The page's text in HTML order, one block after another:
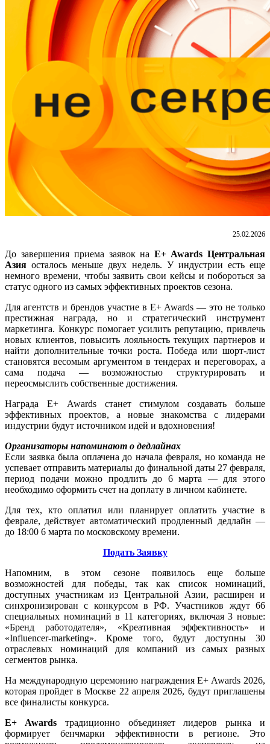
25.02.2026
До завершения приема заявок наE+ Awards Центральная
Азия осталось меньше двух недель. У индустрии есть еще
немного времени, чтобы заявить свои кейсы и побороться за
статус одного из самых эффективных проектов сезона.
Для агентств и брендов участие в E+ Awards — это не только
престижная награда, но и стратегический инструмент
маркетинга. Конкурс помогает усилить репутацию, привлечь
новых клиентов, повысить лояльность текущих партнеров и
найти дополнительные точки роста. Победа или шорт-лист
становятся весомым аргументом в тендерах и переговорах, а
сама подача — возможностью структурировать и
переосмыслить собственные достижения.
Награда Е+ Awards станет стимулом создавать больше
эффективных проектов, а новые знакомства с лидерами
индустрии будут источником идей и вдохновения!
Организаторы напоминают о дедлайнах
Если заявка была оплачена до начала февраля, но команда не
успевает отправить материалы до финальной даты 27 февраля,
период подачи можно продлить до 6 марта — для этого
необходимо оформить счет на доплату в личном кабинете.
Для тех, кто оплатил или планирует оплатить участие в
феврале, действует автоматический продленный дедлайн —
до 18:00 6 марта по московскому времени.
Подать Заявку
Напомним, в этом сезоне появилось еще больше
возможностей для победы, так как список номинаций,
доступных участникам из Центральной Азии, расширен и
синхронизирован с конкурсом в РФ. Участников ждут 66
специальных номинаций в 11 категориях, включая 3 новые:
«Бренд работодателя», «Креативная эффективность» и
«Influencer-marketing». Кроме того, будут доступны 30
отраслевых номинаций для компаний из самых разных
сегментов рынка.
На международную церемонию награждения E+ Awards 2026,
которая пройдет в Москве 22 апреля 2026, будут приглашены
все финалисты конкурса.
E+ Awardsтрадиционно объединяет лидеров рынка и
формирует бенчмарки эффективности в регионе. Это